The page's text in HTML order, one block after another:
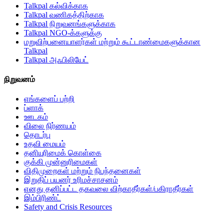
Talkpal கல்விக்காக
Talkpal வணிகத்திற்காக
Talkpal நிறுவனங்களுக்காக
Talkpal NGO-க்களுக்கு
மறுவிற்பனையாளர்கள் மற்றும் கூட்டாண்மைகளுக்கான
Talkpal
Talkpal அஃபிலியேட்
நிறுவனம்
எங்களைப் பற்றி
ப்ளாக்
ஊடகம்
விலை நிர்ணயம்
தொடர்பு
உதவி மையம்
தனியுரிமைக் கொள்கை
குக்கி முன்னுரிமைகள்
விதிமுறைகள் மற்றும் நிபந்தனைகள்
இறுதிப் பயனர் உரிமச்சாசனம்
எனது தனிப்பட்ட தகவலை விற்காதீர்கள்/பகிராதீர்கள்
இம்பிரிண்ட்
Safety and Crisis Resources